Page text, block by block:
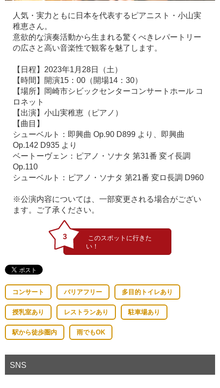
人気・実力ともに日本を代表するピアニスト・小山実
稚恵さん。
意欲的な演奏活動から生まれる驚くべきレパートリー
の広さと高い音楽性で観客を魅了します。
【日程】2023年1月28日（土）
【時間】開演15：00（開場14：30）
【場所】岡崎市シビックセンターコンサートホール コ
ロネット
【出演】小山実稚恵（ピアノ）
【曲目】
シューベルト：即興曲 Op.90 D899 より、即興曲
Op.142 D935 より
ベートーヴェン：ピアノ・ソナタ 第31番 変イ長調
Op.110
シューベルト：ピアノ・ソナタ 第21番 変ロ長調 D960
※公演内容については、一部変更される場合がござい
ます。ご了承ください。
3
コンサート バリアフリー 多目的トイレあり
授乳室あり レストランあり 駐車場あり
駅から徒歩圏内 雨でもOK
SNS